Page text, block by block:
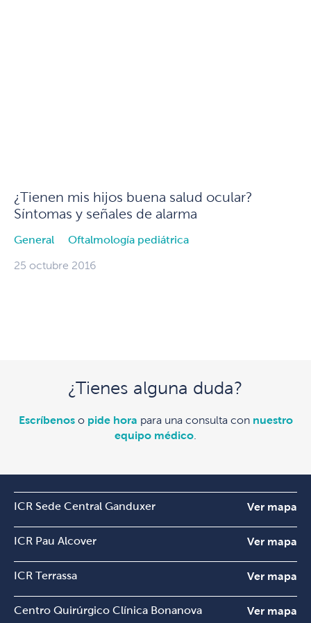
¿Tienen mis hijos buena salud ocular?
Síntomas y señales de alarma
General Oftalmología pediátrica
25 octubre 2016
¿Tienes alguna duda?
Escríbenoso pide hora para una consulta con nuestro
equipo médico
ICR Sede Central Ganduxer Ver mapa
ICR Pau Alcover Ver mapa
ICR Terrassa Ver mapa
Centro Quirúrgico Clínica Bonanova Ver mapa